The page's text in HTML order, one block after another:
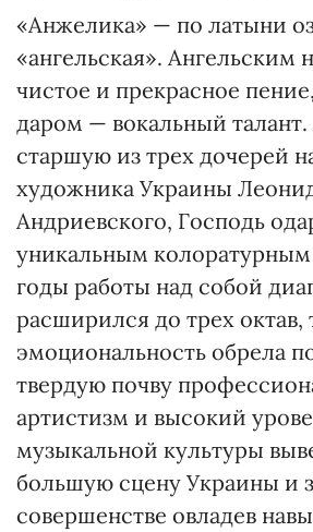
«Анжелика» — по латыни
«ангельская». Ангельским
чистое и прекрасное
даром — вокальный
старшую из трех дочерей
художника Украины
Андриевского, Господь
уникальным колоратурным
годы работы над собой
расширился до трех октав,
эмоциональность обрела
твердую почву
артистизм и высокий
музыкальной культуры
большую сцену Украины и
совершенстве овладев